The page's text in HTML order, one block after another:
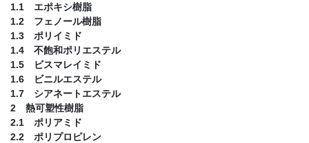
1.1 エポキシ樹脂
1.2 フェノール樹脂
1.3 ポリイミド
1.4 不飽和ポリエステル
1.5 ビスマレイミド
1.6 ビニルエステル
1.7 シアネートエステル
2 熱可塑性樹脂
2.1 ポリアミド
2.2 ポリプロピレン